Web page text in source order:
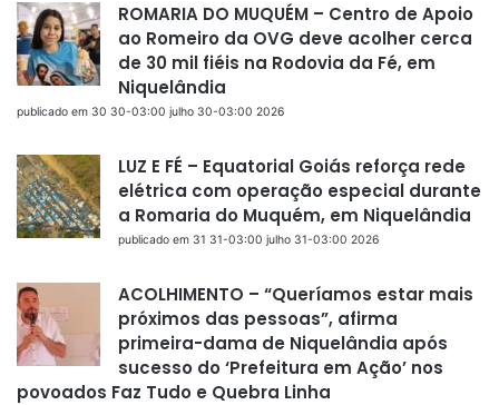
ROMARIA DO MUQUÉM – Centro de Apoio
ao Romeiro da OVG deve acolher cerca
de 30 mil fiéis na Rodovia da Fé, em
Niquelândia
publicado em 30 30-03:00 julho 30-03:00 2026
LUZ E FÉ – Equatorial Goiás reforça rede
elétrica com operação especial durante
a Romaria do Muquém, em Niquelândia
publicado em 31 31-03:00 julho 31-03:00 2026
ACOLHIMENTO – “Queríamos estar mais
próximos das pessoas”, afirma
primeira-dama de Niquelândia após
sucesso do ‘Prefeitura em Ação’ nos
povoados Faz Tudo e Quebra Linha